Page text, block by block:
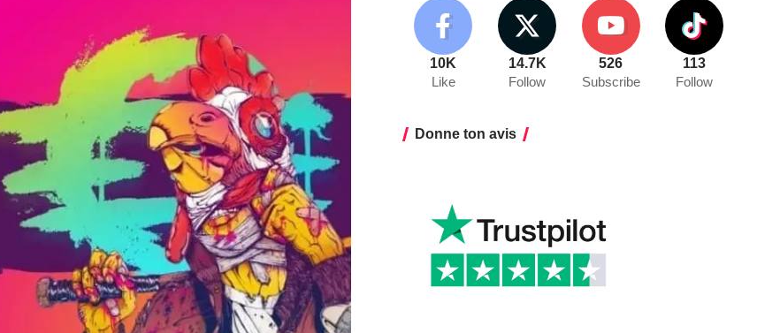
10K
Like
14.7K
Follow
526
Subscribe
113
Follow
Donne ton avis